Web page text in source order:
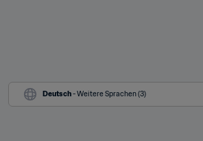
Deutsch - Weitere Sprachen (3)